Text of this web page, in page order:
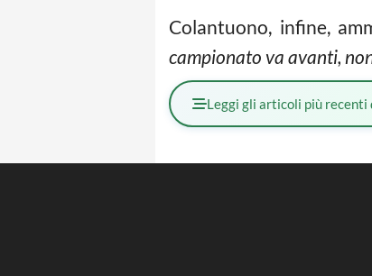
Colantuono, infine,
campionato va avanti,
Leggi gli articoli più recenti